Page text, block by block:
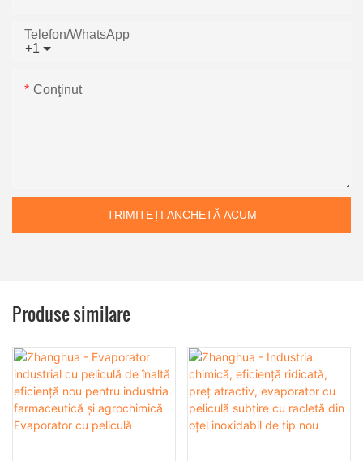
+1
Telefon/WhatsApp
Conţinut
TRIMITEȚI ANCHETĂ ACUM
Produse similare